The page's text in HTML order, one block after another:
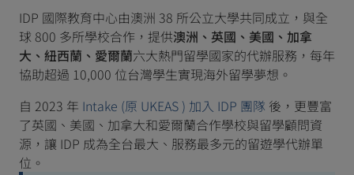
IDP 國際教育中心由澳洲 38 所公立大學共同成立，與全
球 800 多所學校合作，提供澳洲、英國、美國、加拿
大、紐西蘭、愛爾蘭六大熱門留學國家的代辦服務，每年
協助超過 10,000 位台灣學生實現海外留學夢想。
自 2023 年 Intake (原 UKEAS ) 加入 IDP 團隊 後，更豐富
了英國、美國、加拿大和愛爾蘭合作學校與留學顧問資
源，讓 IDP 成為全台最大、服務最多元的留遊學代辦單
位。